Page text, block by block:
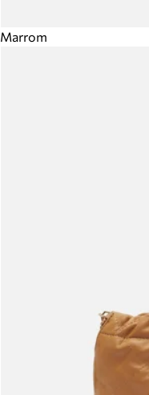
Marrom